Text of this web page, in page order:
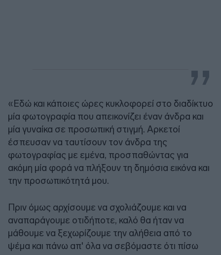
«Εδώ και κάποιες ώρες κυκλοφορεί στο διαδίκτυο
μία φωτογραφία που απεικονίζει έναν άνδρα και
μία γυναίκα σε προσωπική στιγμή. Αρκετοί
έσπευσαν να ταυτίσουν τον άνδρα της
φωτογραφίας με εμένα, προσπαθώντας για
ακόμη μία φορά να πλήξουν τη δημόσια εικόνα και
την προσωπικότητά μου.
Πριν όμως αρχίσουμε να σχολιάζουμε και να
αναπαράγουμε οτιδήποτε, καλό θα ήταν να
μάθουμε να ξεχωρίζουμε την αλήθεια από το
ψέμα και πάνω απ' όλα να σεβόμαστε ότι πίσω